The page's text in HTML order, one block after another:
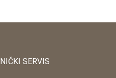
SERVIS